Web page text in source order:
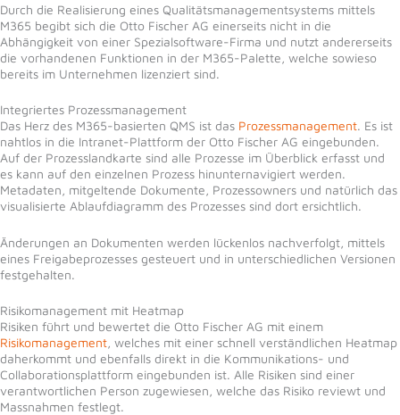
Durch die Realisierung eines Qualitätsmanagementsystems mittels
M365 begibt sich die Otto Fischer AG einerseits nicht in die
Abhängigkeit von einer Spezialsoftware-Firma und nutzt andererseits
die vorhandenen Funktionen in der M365-Palette, welche sowieso
bereits im Unternehmen lizenziert sind.
Integriertes Prozessmanagement
Das Herz des M365-basierten QMS ist das Prozessmanagement. Es ist
nahtlos in die Intranet-Plattform der Otto Fischer AG eingebunden.
Auf der Prozesslandkarte sind alle Prozesse im Überblick erfasst und
es kann auf den einzelnen Prozess hinunternavigiert werden.
Metadaten, mitgeltende Dokumente, Prozessowners und natürlich das
visualisierte Ablaufdiagramm des Prozesses sind dort ersichtlich.
Änderungen an Dokumenten werden lückenlos nachverfolgt, mittels
eines Freigabeprozesses gesteuert und in unterschiedlichen Versionen
festgehalten.
Risikomanagement mit Heatmap
Risiken führt und bewertet die Otto Fischer AG mit einem
Risikomanagement , welches mit einer schnell verständlichen Heatmap
daherkommt und ebenfalls direkt in die Kommunikations- und
Collaborationsplattform eingebunden ist. Alle Risiken sind einer
verantwortlichen Person zugewiesen, welche das Risiko reviewt und
Massnahmen festlegt.